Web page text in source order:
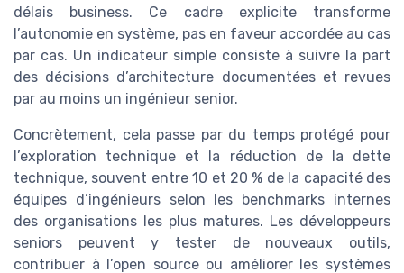
délais business. Ce cadre explicite transforme
l’autonomie en système, pas en faveur accordée au cas
par cas. Un indicateur simple consiste à suivre la part
des décisions d’architecture documentées et revues
par au moins un ingénieur senior.
Concrètement, cela passe par du temps protégé pour
l’exploration technique et la réduction de la dette
technique, souvent entre 10 et 20 % de la capacité des
équipes d’ingénieurs selon les benchmarks internes
des organisations les plus matures. Les développeurs
seniors peuvent y tester de nouveaux outils,
contribuer à l’open source ou améliorer les systèmes